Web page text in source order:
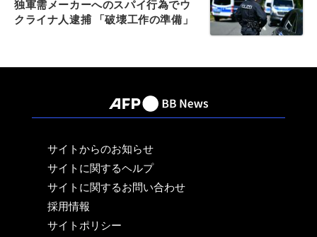
独軍需メーカーへのスパイ行為でウ
クライナ人逮捕 「破壊工作の準備」
サイトからのお知らせ
サイトに関するヘルプ
サイトに関するお問い合わせ
採用情報
サイトポリシー